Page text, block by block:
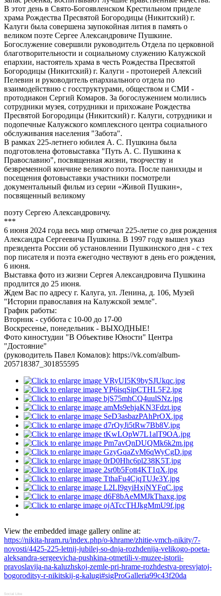
В этот день в Свято-Богоявленском Крестильном приделе
храма Рождества Пресвятой Богородицы (Никитский) г.
Калуги была совершена заупокойная лития в память о
великом поэте Сергее Александровиче Пушкине.
Богослужение совершили руководитель Отдела по церковной
благотворительности и социальному служению Калужской
епархии, настоятель храма в честь Рождества Пресвятой
Богородицы (Никитский) г. Калуги - протоиерей Алексий
Пелевин и руководитель епархиального отдела по
взаимодействию с госструктурами, обществом и СМИ -
протодиакон Сергий Комаров. За богослужением молились
сотрудники музея, сотрудники и прихожане Рождества
Пресвятой Богородицы (Никитский) г. Калуги, сотрудники и
подопечные Калужского комплексного центра социального
обслуживания населения "Забота".
В рамках 225-летнего юбилея А. С. Пушкина была
подготовлена фотовыставка "Путь А. С. Пушкина к
Православию", посвященная жизни, творчеству и
безвременной кончине великого поэта. После панихиды и
посещения фотовыставки участники посмотрели
документальный фильм из серии «Живой Пушкин»,
посвященный великому
поэту Сергею Александровичу.
***
6 июня 2024 года весь мир отмечал 225-летие со дня рождения
Александра Сергеевича Пушкина. В 1997 году вышел указ
президента России об установлении Пушкинского дня - с тех
пор писателя и поэта ежегодно чествуют в день его рождения,
6 июня.
Выставка фото из жизни Сергея Александровича Пушкина
продлится до 25 июня.
Ждем Вас по адресу г. Калуга, ул. Ленина, д. 106, Музей
"Истории православия на Калужской земле".
График работы:
Вторник - суббота с 10-00 до 17-00
Воскресенье, понедельник - ВЫХОДНЫЕ!
Фото киностудии "В Объективе Юности" Центра
"Достояние"
(руководитель Павел Комалов): https://vk.com/album-
205718387_301855595
View the embedded image gallery online at:
https://nikita-hram.ru/index.php/o-khrame/zhitie-vmch-nikity/7-
novosti/4425-225-letnij-jubilej-so-dnja-rozhdenija-velikogo-poeta-
aleksandra-sergeevicha-pushkina-otmetili-v-muzee-istorii-
pravoslavija-na-kaluzhskoj-zemle-pri-hrame-rozhdestva-presvjatoj-
bogoroditsy-r-nikitskij-g-kalugi#sigProGalleria99c43f20da
Social Like